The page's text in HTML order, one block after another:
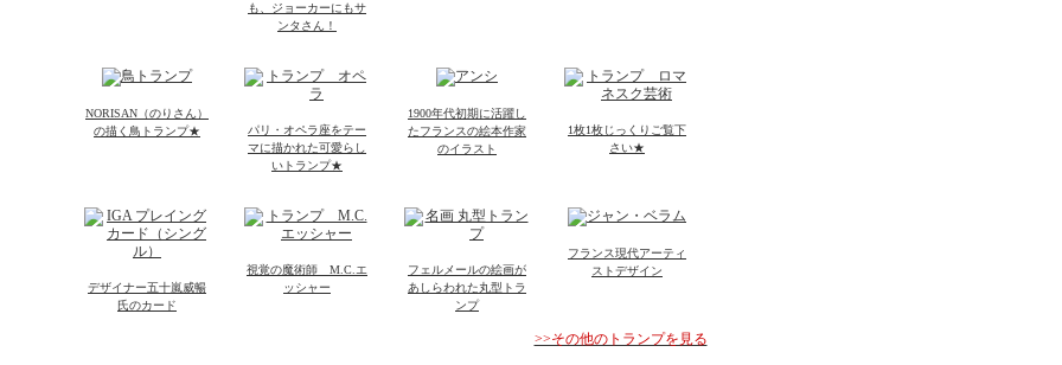
も、ジョーカーにもサ
ンタさん！
NORISAN（のりさん）
の描く鳥トランプ★
パリ・オペラ座をテー
マに描かれた可愛らし
いトランプ★
1900年代初期に活躍し
たフランスの絵本作家
のイラスト
1枚1枚じっくりご覧下
さい★
デザイナー五十嵐威暢
氏のカード
視覚の魔術師 M.C.エ
ッシャー
フェルメールの絵画が
あしらわれた丸型トラ
ンプ
フランス現代アーティ
ストデザイン
>>その他のトランプを見る